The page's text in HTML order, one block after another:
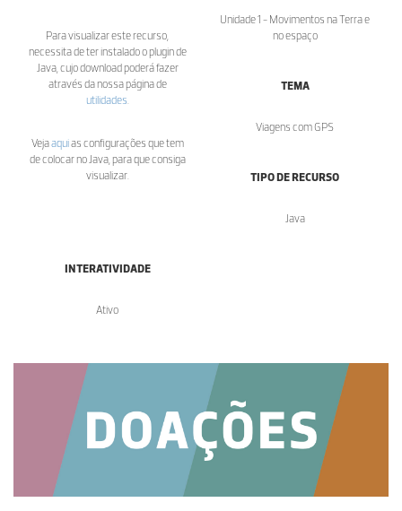
Para visualizar este recurso,
necessita de ter instalado o plugin de
Java, cujo download poderá fazer
através da nossa página de
utilidades
Vejaaquias configurações que tem
de colocar no Java, para que consiga
visualizar.
Unidade 1 - Movimentos na Terra e
no espaço
TEMA
Viagens com GPS
TIPO DE RECURSO
Java
INTERATIVIDADE
Ativo